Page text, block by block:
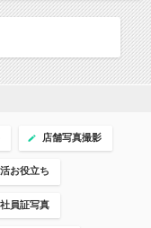
店舗写真撮影
お役立ち
社員証写真